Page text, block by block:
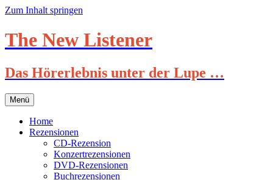
Zum Inhalt springen
The New Listener
Das Hörerlebnis unter der Lupe …
Menü
Home
Rezensionen
CD-Rezension
Konzertrezensionen
DVD-Rezensionen
Buchrezensionen